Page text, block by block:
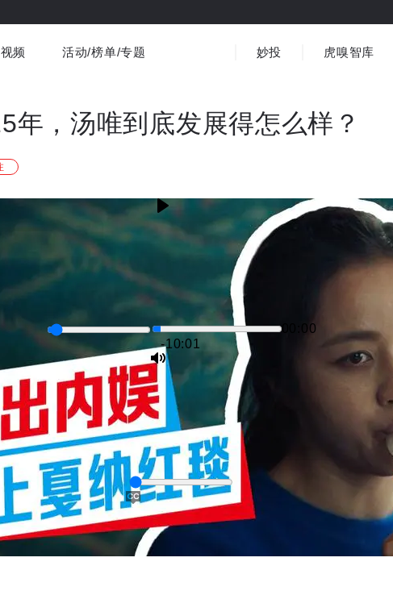
书影音 医疗 3C数码 观点
视频 活动/榜单/专题 妙投 虎嗅智库
年，汤唯到底发展得怎么样？
00:00
-10:01